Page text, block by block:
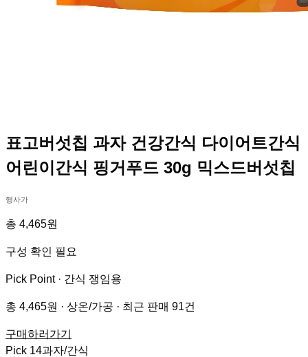
표고버섯칩 과자 건강간식 다이어트간식
어린이간식 핑거푸드 30g 믹스드버섯칩
행사가
총 4,465원
구성 확인 필요
Pick Point · 간식 쟁임용
총 4,465원 · 상온/가공 · 최근 판매 91건
구매하러가기
Pick 14과자/간식